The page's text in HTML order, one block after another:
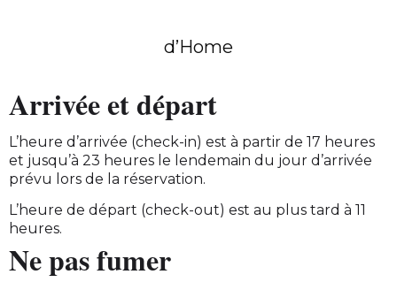
d’Home
Arrivée et départ
L’heure d’arrivée (check-in) est à partir de 17 heures
et jusqu’à 23 heures le lendemain du jour d’arrivée
prévu lors de la réservation.
L’heure de départ (check-out) est au plus tard à 11
heures.
Ne pas fumer